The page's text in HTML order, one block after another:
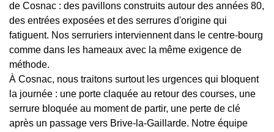
de Cosnac : des pavillons construits autour des années 80,
des entrées exposées et des serrures d'origine qui
fatiguent. Nos serruriers interviennent dans le centre-bourg
comme dans les hameaux avec la même exigence de
méthode.
À Cosnac, nous traitons surtout les urgences qui bloquent
la journée : une porte claquée au retour des courses, une
serrure bloquée au moment de partir, une perte de clé
après un passage vers Brive-la-Gaillarde. Notre équipe